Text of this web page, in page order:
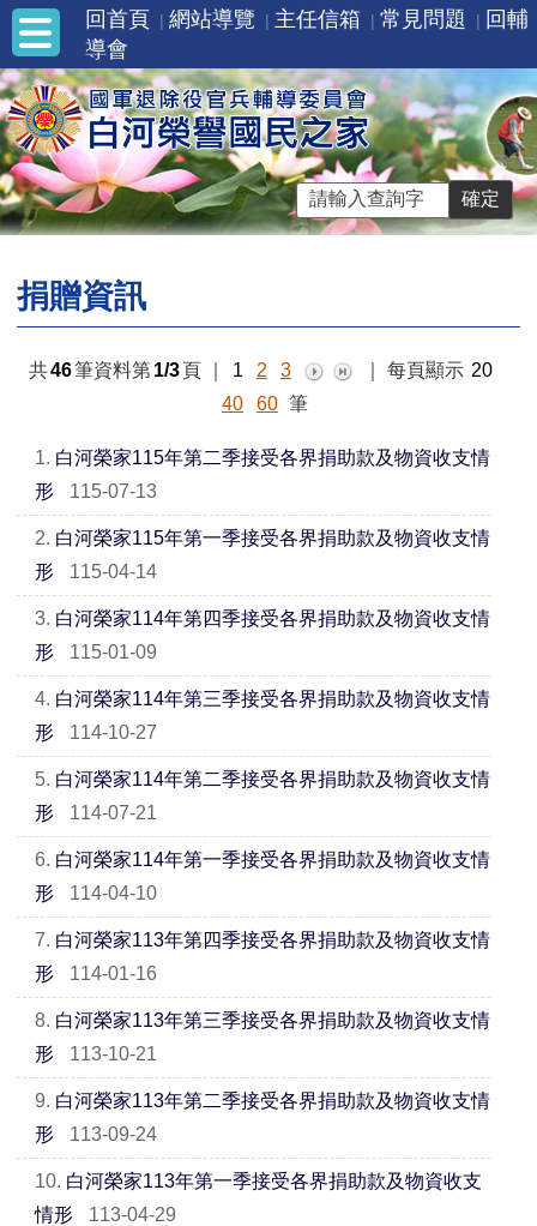
回首頁 網站導覽 主任信箱 常見問題
回輔
導會
捐贈資訊
共46筆資料第1/3頁 1 2 3 每頁顯示 20
40
60 筆
1. 白河榮家115年第二季接受各界捐助款及物資收支情
形
115-07-13
2. 白河榮家115年第一季接受各界捐助款及物資收支情
形
115-04-14
3. 白河榮家114年第四季接受各界捐助款及物資收支情
形
115-01-09
4. 白河榮家114年第三季接受各界捐助款及物資收支情
形
114-10-27
5. 白河榮家114年第二季接受各界捐助款及物資收支情
形
114-07-21
6. 白河榮家114年第一季接受各界捐助款及物資收支情
形
114-04-10
7. 白河榮家113年第四季接受各界捐助款及物資收支情
形
114-01-16
8. 白河榮家113年第三季接受各界捐助款及物資收支情
形
113-10-21
9. 白河榮家113年第二季接受各界捐助款及物資收支情
形
113-09-24
10. 白河榮家113年第一季接受各界捐助款及物資收支
情形
113-04-29